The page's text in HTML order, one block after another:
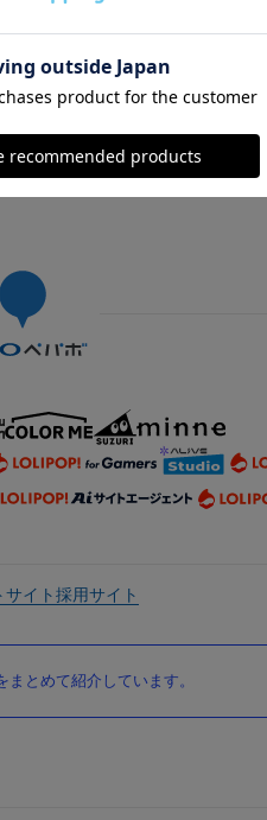
採用情報 メディアキット
All rights reserved.
サイト採用サイト
とめて紹介しています。